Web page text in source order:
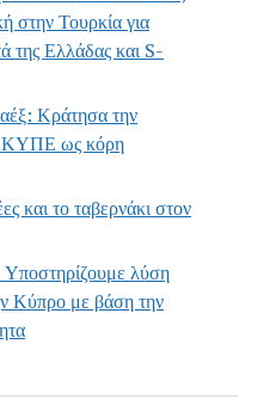
στην Τουρκία για
της Ελλάδας και S-
Κράτησα την
ΚΥΠΕ ως κόρη
και το ταβερνάκι στον
λύση
Κύπρο με βάση την